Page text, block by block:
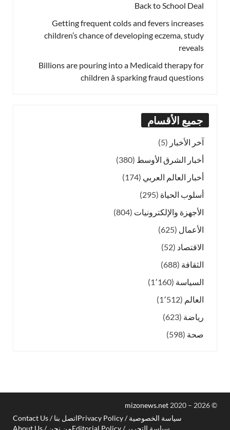
Back to School Deal
Getting frequent colds and fevers increases
children’s chance of developing eczema, study
reveals
Billions are pouring into a Medicaid therapy for
children â sparking fraud questions
جميع الأقسام
آخر الأخبار (5)
أخبار الشرق الأوسط (380)
أخبار العالم العربي (174)
أسلوب الحياة (295)
الأجهزة والإلكترونيات (804)
الأعمال (625)
الاقتصاد (52)
الثقافة (688)
السياسة (1٬160)
العالم (1٬512)
رياضة (623)
صحة (598)
©
mizonews.net 2020 – 2026
سياسة الخصوصية / Privacy Policy
اتصل بنا / Contact Us